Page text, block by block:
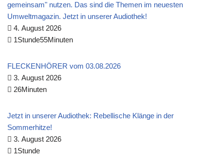
gemeinsam" nutzen. Das sind die Themen im neuesten
Umweltmagazin. Jetzt in unserer Audiothek!
4. August 2026
1Stunde55Minuten
FLECKENHÖRER vom 03.08.2026
3. August 2026
26Minuten
Jetzt in unserer Audiothek: Rebellische Klänge in der
Sommerhitze!
3. August 2026
1Stunde